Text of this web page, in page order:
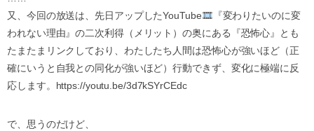
又、今回の放送は、先日アップしたYouTube
『変わりたいのに変
われない理由』の二次利得（メリット）の奥にある『恐怖心』とも
たまたまリンクしており、わたしたち人間は恐怖心が強いほど（正
確にいうと自我との同化が強いほど）行動できず、変化に極端に反
応します。https://youtu.be/3d7kSYrCEdc
で、思うのだけど、